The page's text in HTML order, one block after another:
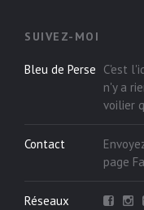
SUIVEZ-MOI
Bleu de Perse C'est
n'y a
voilier
Contact
page
Réseaux